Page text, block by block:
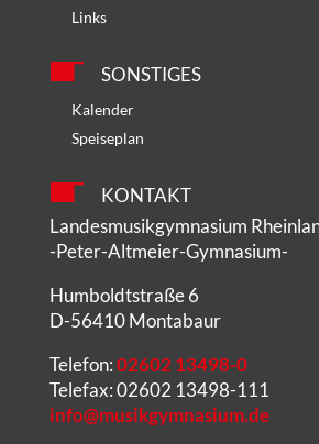
Links
SONSTIGES
Kalender
Speiseplan
KONTAKT
Landesmusikgymnasium
-Peter-Altmeier-Gymnasium-
Humboldtstraße 6
D-56410 Montabaur
Telefon:02602 13498-0
Telefax: 02602 13498-111
info@musikgymnasium.de